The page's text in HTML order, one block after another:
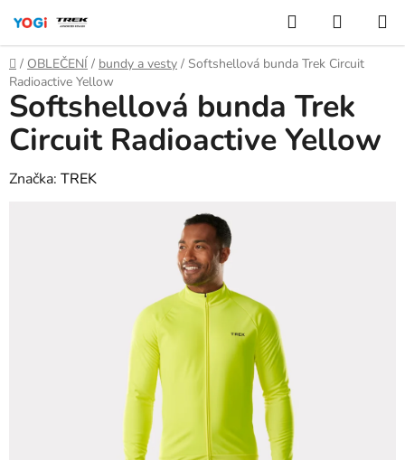
obsah
Hledat
KOŠÍK
Domů
/ OBLEČENÍ / bundy a vesty / Softshellová bunda Trek Circuit
Radioactive Yellow
Softshellová bunda Trek
Circuit Radioactive Yellow
Značka: TREK